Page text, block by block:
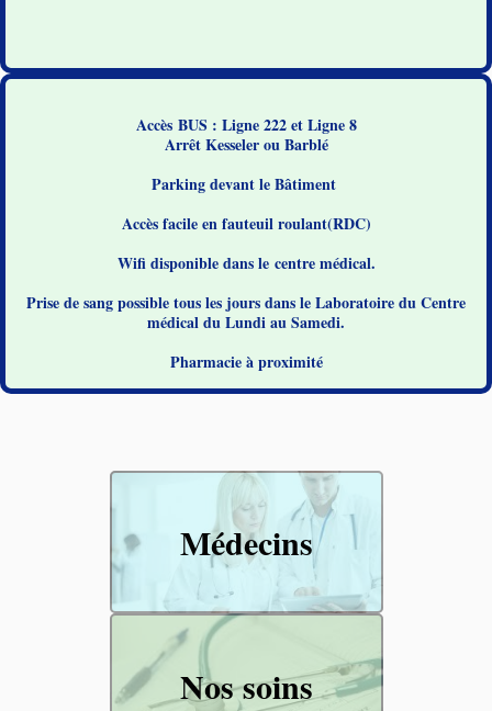
Accès BUS : Ligne 222 et Ligne 8
Arrêt Kesseler ou Barblé
Parking devant le Bâtiment
Accès facile en fauteuil roulant(RDC)
Wifi disponible dans le centre médical.
Prise de sang possible tous les jours dans le Laboratoire du Centre
médical du Lundi au Samedi.
Pharmacie à proximité
Médecins
Nos soins